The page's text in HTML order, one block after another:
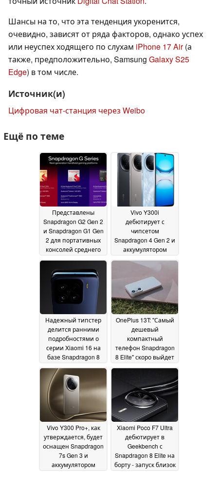
Шансы на то, что эта тенденция укоренится,
очевидно, зависят от ряда факторов, однако успех
или неуспех ходящего по слухам iPhone 17 Air(а
также, предположительно, Samsung Galaxy S25
Edge) в том числе.
Источник(и)
Цифровая чат-станция через Weibo
Ещё по теме
Представлены
Snapdragon G2 Gen 2
и Snapdragon G1 Gen
2 для портативных
консолей среднего
уровня18 March 2025
Vivo Y300i
дебютирует с
чипсетом
Snapdragon 4 Gen 2 и
аккумулятором
емкостью 6 500 мАч
10 March 2025
Надежный типстер
делится ранними
подробностями о
серии Xiaomi 16 на
базе Snapdragon 8
Elite Gen 210 March 2025
OnePlus 13T: "Самый
дешевый
компактный
телефон Snapdragon
8 Elite" скоро выйдет
на рынок с
аккумулятором на
борту10 March 2025
Vivo Y300 Pro+, как
утверждается, будет
оснащен Snapdragon
7s Gen 3 и
аккумулятором
Xiaomi Poco F7 Ultra
дебютирует в
Geekbench с
Snapdragon 8 Elite на
борту - запуск близок